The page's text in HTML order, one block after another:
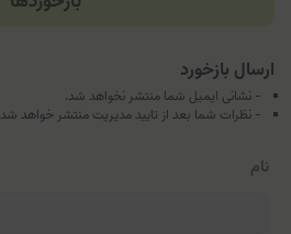
ارسال بازخورد
- نشانی ایمیل شما منتشر نخواهد شد.
- نظرات شما بعد از تایید مدیریت منتشر خواهد شد
نام